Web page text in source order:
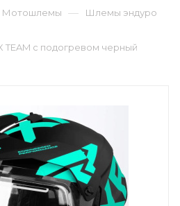
Мотошлемы — Шлемы эндуро
TEAM с подогревом черный